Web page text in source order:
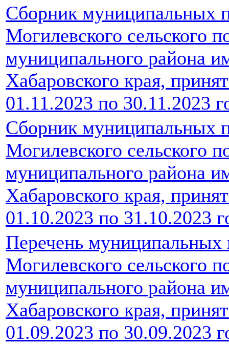
Сборник муниципальных
Могилевского сельского
муниципального района
Хабаровского края,
01.11.2023 по 30.11.2023
Сборник муниципальных
Могилевского сельского
муниципального района
Хабаровского края,
01.10.2023 по 31.10.2023
Перечень муниципальных
Могилевского сельского
муниципального района
Хабаровского края,
01.09.2023 по 30.09.2023